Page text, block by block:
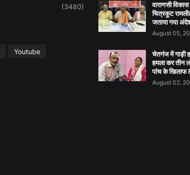
(3480)
Youtube
वाराणसी
चित्रकूट
जताया गया
August 05,
चेतगंज में गाड़ी
हमला कर तीन
पांच के खिलाफ
August 02,